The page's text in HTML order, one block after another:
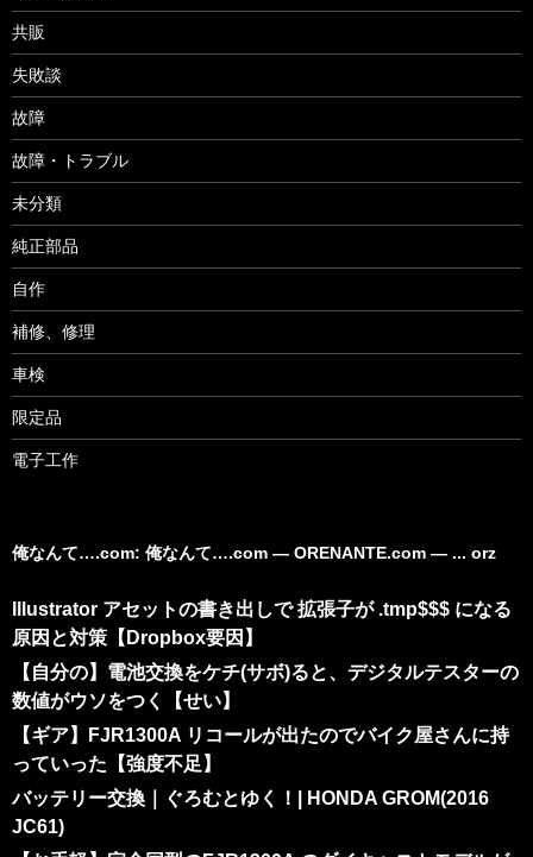
共販
失敗談
故障
故障・トラブル
未分類
純正部品
自作
補修、修理
車検
限定品
電子工作
俺なんて….com: 俺なんて….com ― ORENANTE.com ― ... orz
Illustrator アセットの書き出しで 拡張子が .tmp$$$ になる
原因と対策【Dropbox要因】
【自分の】電池交換をケチ(サボ)ると、デジタルテスターの
数値がウソをつく【せい】
【ギア】FJR1300A リコールが出たのでバイク屋さんに持
っていった【強度不足】
バッテリー交換｜ぐろむとゆく！| HONDA GROM(2016
JC61)